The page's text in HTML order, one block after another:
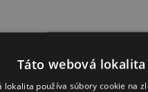
Táto webová
lokalita používa súbory cookie na